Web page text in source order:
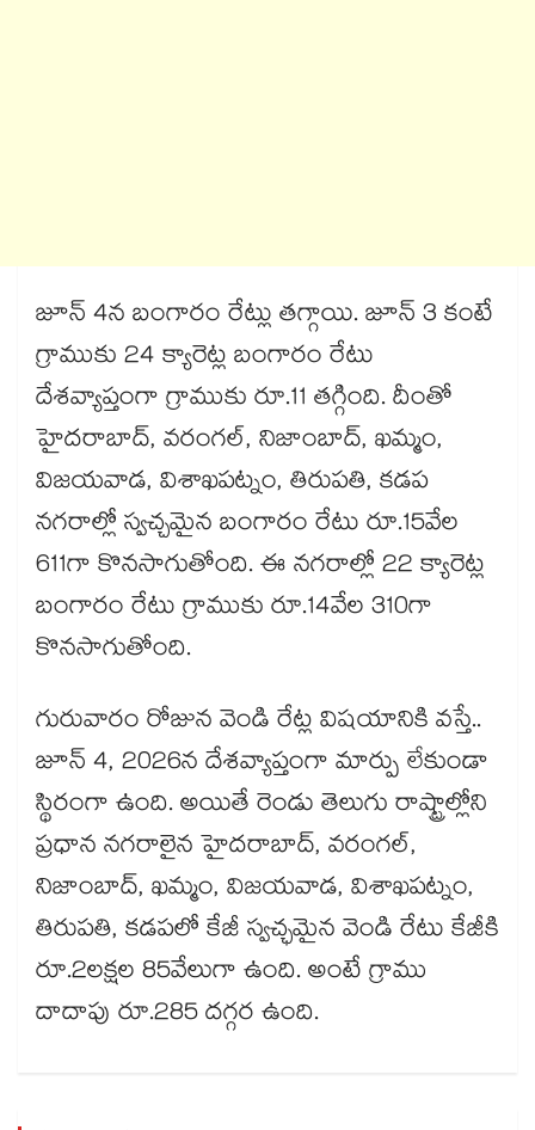
జూన్ 4న బంగారం రేట్లు తగ్గాయి. జూన్ 3 కంటే
గ్రాముకు 24 క్యారెట్ల బంగారం రేటు
దేశవ్యాప్తంగా గ్రాముకు రూ.11 తగ్గింది. దీంతో
హైదరాబాద్, వరంగల్, నిజాంబాద్, ఖమ్మం,
విజయవాడ, విశాఖపట్నం, తిరుపతి, కడప
నగరాల్లో స్వచ్చమైన బంగారం రేటు రూ.15వేల
611గా కొనసాగుతోంది. ఈ నగరాల్లో 22 క్యారెట్ల
బంగారం రేటు గ్రాముకు రూ.14వేల 310గా
కొనసాగుతోంది.
గురువారం రోజున వెండి రేట్ల విషయానికి వస్తే..
జూన్ 4, 2026న దేశవ్యాప్తంగా మార్పు లేకుండా
స్థిరంగా ఉంది. అయితే రెండు తెలుగు రాష్ట్రాల్లోని
ప్రధాన నగరాలైన హైదరాబాద్, వరంగల్,
నిజాంబాద్, ఖమ్మం, విజయవాడ, విశాఖపట్నం,
తిరుపతి, కడపలో కేజీ స్వచ్ఛమైన వెండి రేటు కేజీకి
రూ.2లక్షల 85వేలుగా ఉంది. అంటే గ్రాము
దాదాపు రూ.285 దగ్గర ఉంది.